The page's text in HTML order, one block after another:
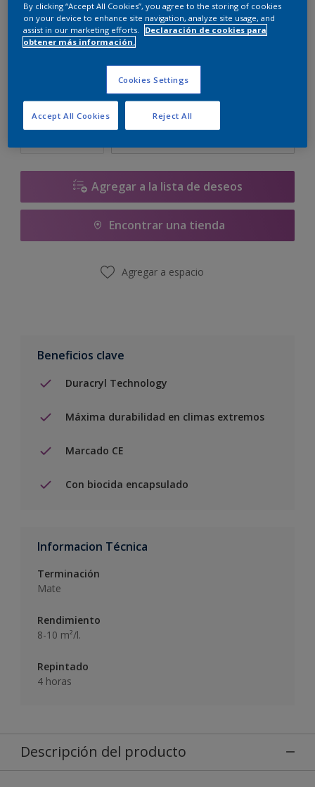
Cambiar de color
Tamaño
5 L
Cantidad Calculadora de pintura
Agregar a la lista de deseos
Encontrar una tienda
Agregar a espacio
Beneficios clave
Duracryl Technology
Máxima durabilidad en climas extremos
Marcado CE
Con biocida encapsulado
Informacion Técnica
Terminación
Mate
Rendimiento
8-10 m²/l.
Repintado
4 horas
Descripción del producto
By clicking “Accept All Cookies”, you agree to the storing of cookies
on your device to enhance site navigation, analyze site usage, and
assist in our marketing efforts.
Declaración de cookies para
obtener más información.
Cookies Settings
Reject All
Accept All Cookies